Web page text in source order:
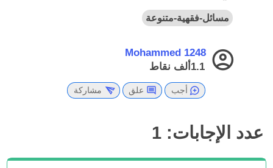
مسائل-فقهية-متنوعة
Mohammed 1248
1.1ألف
نقاط
أجب علق مشاركة
عدد الإجابات: 1